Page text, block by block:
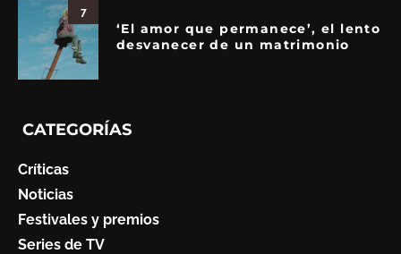
7
‘El amor que permanece’, el lento
desvanecer de un matrimonio
CATEGORÍAS
Críticas
Noticias
Festivales y premios
Series de TV